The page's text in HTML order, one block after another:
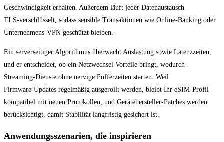
Geschwindigkeit erhalten. Außerdem läuft jeder Datenaustausch
TLS‑verschlüsselt, sodass sensible Transaktionen wie Online‑Banking oder
Unternehmens‑VPN geschützt bleiben.
Ein serverseitiger Algorithmus überwacht Auslastung sowie Latenzzeiten,
und er entscheidet, ob ein Netzwechsel Vorteile bringt, wodurch
Streaming‑Dienste ohne nervige Pufferzeiten starten. Weil
Firmware‑Updates regelmäßig ausgerollt werden, bleibt Ihr eSIM‑Profil
kompatibel mit neuen Protokollen, und Gerätehersteller‑Patches werden
berücksichtigt, damit Stabilität langfristig gesichert ist.
Anwendungsszenarien, die inspirieren